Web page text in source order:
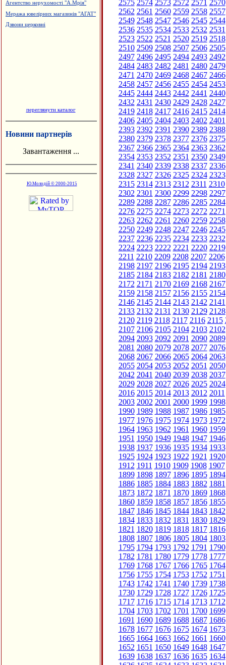
Агентство нерухомості "А.Мрія"
Меража ювелірних магазинів "АГАТ"
Дзвони церковні
переглянути каталог
Новини партнерів
Завантаження ...
Ю.Молодій © 2000-2015
2575 2574 2573 2572 2571 2570
2562 2561 2560 2559 2558 2557
2549 2548 2547 2546 2545 2544
2536 2535 2534 2533 2532 2531
2523 2522 2521 2520 2519 2518
2510 2509 2508 2507 2506 2505
2497 2496 2495 2494 2493 2492
2484 2483 2482 2481 2480 2479
2471 2470 2469 2468 2467 2466
2458 2457 2456 2455 2454 2453
2445 2444 2443 2442 2441 2440
2432 2431 2430 2429 2428 2427
2419 2418 2417 2416 2415 2414
2406 2405 2404 2403 2402 2401
2393 2392 2391 2390 2389 2388
2380 2379 2378 2377 2376 2375
2367 2366 2365 2364 2363 2362
2354 2353 2352 2351 2350 2349
2341 2340 2339 2338 2337 2336
2328 2327 2326 2325 2324 2323
2315 2314 2313 2312 2311 2310
2302 2301 2300 2299 2298 2297
2289 2288 2287 2286 2285 2284
2276 2275 2274 2273 2272 2271
2263 2262 2261 2260 2259 2258
2250 2249 2248 2247 2246 2245
2237 2236 2235 2234 2233 2232
2224 2223 2222 2221 2220 2219
2211 2210 2209 2208 2207 2206
2198 2197 2196 2195 2194 2193
2185 2184 2183 2182 2181 2180
2172 2171 2170 2169 2168 2167
2159 2158 2157 2156 2155 2154
2146 2145 2144 2143 2142 2141
2133 2132 2131 2130 2129 2128
2120 2119 2118 2117 2116 2115
2107 2106 2105 2104 2103 2102
2094 2093 2092 2091 2090 2089
2081 2080 2079 2078 2077 2076
2068 2067 2066 2065 2064 2063
2055 2054 2053 2052 2051 2050
2042 2041 2040 2039 2038 2037
2029 2028 2027 2026 2025 2024
2016 2015 2014 2013 2012 2011
2003 2002 2001 2000 1999 1998
1990 1989 1988 1987 1986 1985
1977 1976 1975 1974 1973 1972
1964 1963 1962 1961 1960 1959
1951 1950 1949 1948 1947 1946
1938 1937 1936 1935 1934 1933
1925 1924 1923 1922 1921 1920
1912 1911 1910 1909 1908 1907
1899 1898 1897 1896 1895 1894
1886 1885 1884 1883 1882 1881
1873 1872 1871 1870 1869 1868
1860 1859 1858 1857 1856 1855
1847 1846 1845 1844 1843 1842
1834 1833 1832 1831 1830 1829
1821 1820 1819 1818 1817 1816
1808 1807 1806 1805 1804 1803
1795 1794 1793 1792 1791 1790
1782 1781 1780 1779 1778 1777
1769 1768 1767 1766 1765 1764
1756 1755 1754 1753 1752 1751
1743 1742 1741 1740 1739 1738
1730 1729 1728 1727 1726 1725
1717 1716 1715 1714 1713 1712
1704 1703 1702 1701 1700 1699
1691 1690 1689 1688 1687 1686
1678 1677 1676 1675 1674 1673
1665 1664 1663 1662 1661 1660
1652 1651 1650 1649 1648 1647
1639 1638 1637 1636 1635 1634